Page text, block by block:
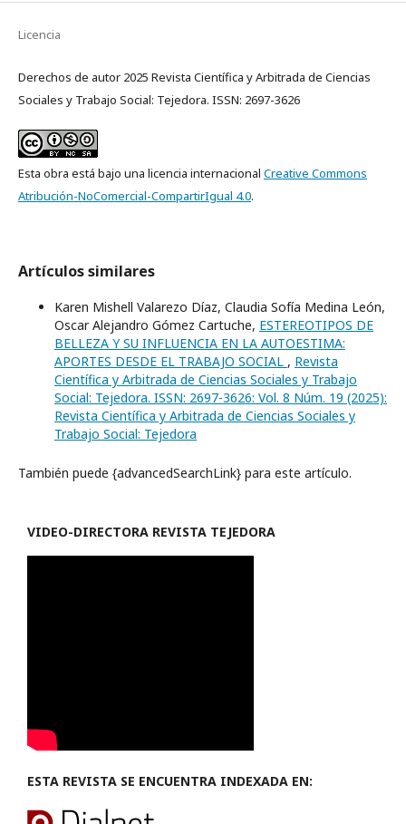
Licencia
Derechos de autor 2025 Revista Científica y Arbitrada de Ciencias
Sociales y Trabajo Social: Tejedora. ISSN: 2697-3626
Esta obra está bajo una licencia internacional Creative Commons
Atribución-NoComercial-CompartirIgual 4.0.
Artículos similares
Karen Mishell Valarezo Díaz, Claudia Sofía Medina León,
Oscar Alejandro Gómez Cartuche, ESTEREOTIPOS DE
BELLEZA Y SU INFLUENCIA EN LA AUTOESTIMA:
APORTES DESDE EL TRABAJO SOCIAL , Revista
Científica y Arbitrada de Ciencias Sociales y Trabajo
Social: Tejedora. ISSN: 2697-3626: Vol. 8 Núm. 19 (2025):
Revista Científica y Arbitrada de Ciencias Sociales y
Trabajo Social: Tejedora
También puede {advancedSearchLink} para este artículo.
VIDEO-DIRECTORA REVISTA TEJEDORA
ESTA REVISTA SE ENCUENTRA INDEXADA EN: